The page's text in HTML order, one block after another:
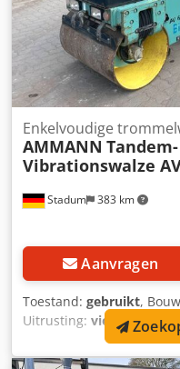
Stadum 383 km
Enkelvoudige
AMMANN Tandem-
Vibrationswalze
Aanvragen
Toestand: gebruikt,
Uitrusting:
Ammann Tandem
Ammann * Type: AV16-